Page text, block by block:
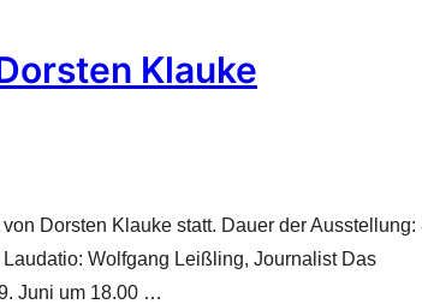
Klauke
Dorsten Klauke statt. Dauer der Ausstellung:
Wolfgang Leißling, Journalist Das
Juni um 18.00 …